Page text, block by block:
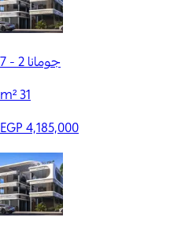
جومانا 2 - 7
31
m²
EGP 4,185,000